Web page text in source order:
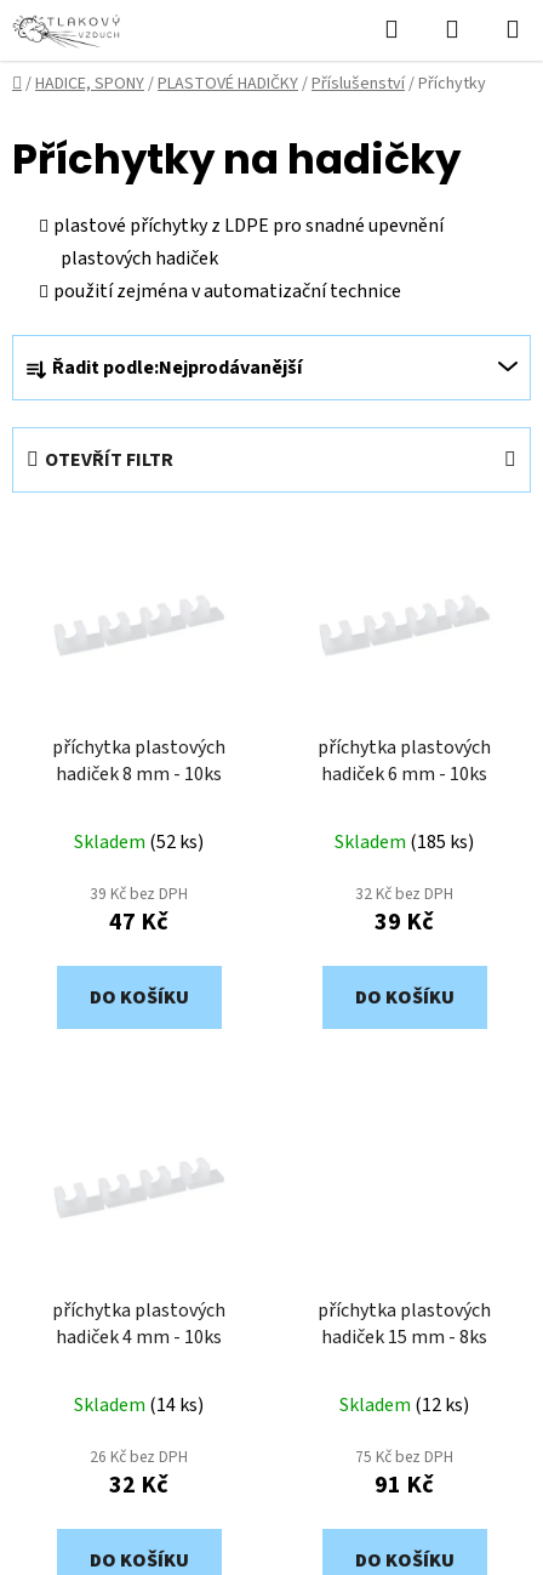
Přejít
na
obsah
Hledat
KOŠÍK
Domů
/HADICE, SPONY/PLASTOVÉ HADIČKY/Příslušenství/Příchytky
Příchytky na hadičky
plastové příchytky z LDPE pro snadné upevnění
plastových hadiček
použití zejména v automatizační technice
Ř
a
z
e
n
í
Řadit podle:Nejprodávanější
OTEVŘÍT FILTR
příchytka plastových
hadiček 8 mm - 10ks
Skladem (52 ks)
39 Kč bez DPH
47 Kč
DO KOŠÍKU
příchytka plastových
hadiček 6 mm - 10ks
Skladem (185 ks)
32 Kč bez DPH
39 Kč
DO KOŠÍKU
příchytka plastových
hadiček 4 mm - 10ks
Skladem (14 ks)
26 Kč bez DPH
32 Kč
DO KOŠÍKU
příchytka plastových
hadiček 15 mm - 8ks
Skladem (12 ks)
75 Kč bez DPH
91 Kč
DO KOŠÍKU